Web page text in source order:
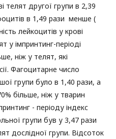
телят другої групи в 2,39
в 1,49 рази менше (
лейкоцитів у крові
у імпринтинг-періоді
ніж у телят, які
Фагоцитарне число
групи було в 1,40 рази, а
більше, ніж у тварин
- періоду індекс
групи був у 3,47 рази
дослідної групи. Відсоток